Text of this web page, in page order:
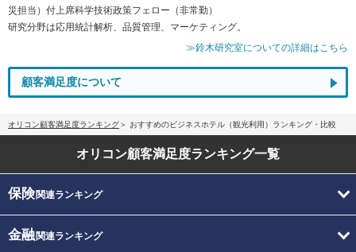
災担当）付上席科学技術政策フェロー（非常勤）
研究分野は応用統計解析、品質管理、マーケティング。
≫鈴木研究室についての詳細はこちら
顧客満足度について
オリコン顧客満足度ランキング おすすめのビジネスホテル（観光利用）ランキング・比較
オリコン顧客満足度ランキング一覧
保険関連ランキング
金融関連ランキング